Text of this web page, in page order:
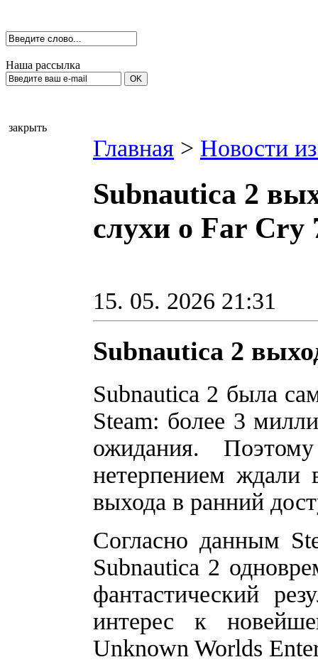
Наша рассылка
закрыть
Главная > Новости
Subnautica 2
слухи о Far Cry
15. 05. 2026 21:31
Subnautica 2
Subnautica 2 была
Steam: более 3
ожидания.
нетерпением ждали
выхода в ранний
Согласно данным
Subnautica 2
фантастический
интерес к
Unknown Worlds